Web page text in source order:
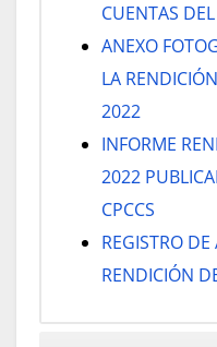
CUENTAS
ANEXO
LA
2022
INFORME
2022
CPCCS
REGISTRO
RENDICIÓN